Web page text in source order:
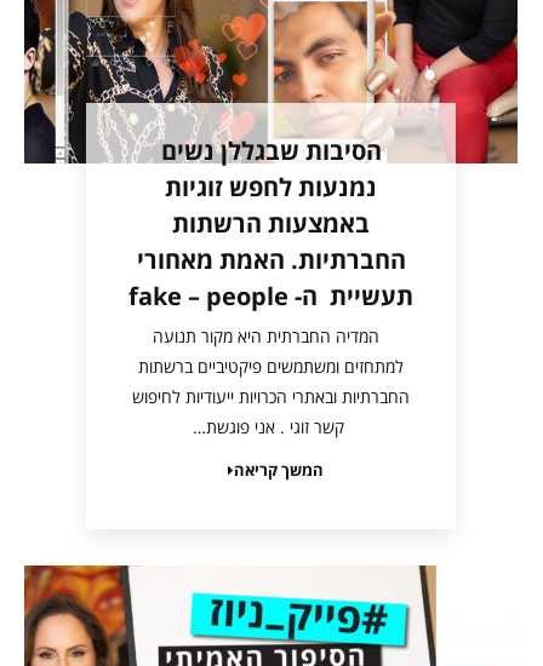
הסיבות שבגללן נשים
נמנעות לחפש זוגיות
באמצעות הרשתות
החברתיות. האמת מאחורי
תעשיית ה- fake – people
המדיה החברתית היא מקור תנועה
למתחזים ומשתמשים פיקטיביים ברשתות
החברתיות ובאתרי הכרויות ייעודיות לחיפוש
קשר זוגי . אני פוגשת…
המשך קריאה